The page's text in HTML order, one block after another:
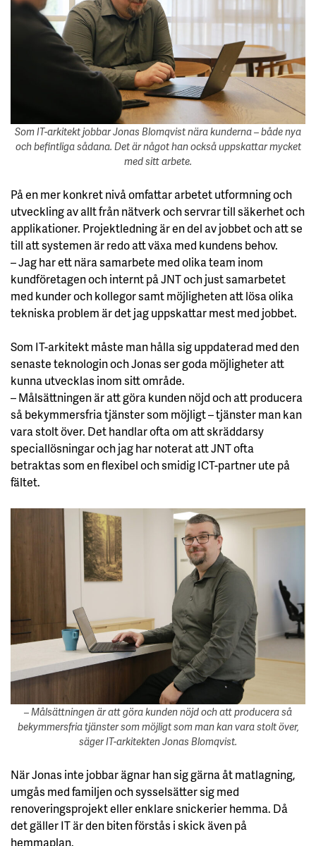
Som IT-arkitekt jobbar Jonas Blomqvist nära kunderna – både nya
och befintliga sådana. Det är något han också uppskattar mycket
med sitt arbete.
På en mer konkret nivå omfattar arbetet utformning och
utveckling av allt från nätverk och servrar till säkerhet och
applikationer. Projektledning är en del av jobbet och att se
till att systemen är redo att växa med kundens behov.
– Jag har ett nära samarbete med olika team inom
kundföretagen och internt på JNT och just samarbetet
med kunder och kollegor samt möjligheten att lösa olika
tekniska problem är det jag uppskattar mest med jobbet.
Som IT-arkitekt måste man hålla sig uppdaterad med den
senaste teknologin och Jonas ser goda möjligheter att
kunna utvecklas inom sitt område.
– Målsättningen är att göra kunden nöjd och att producera
så bekymmersfria tjänster som möjligt – tjänster man kan
vara stolt över. Det handlar ofta om att skräddarsy
speciallösningar och jag har noterat att JNT ofta
betraktas som en flexibel och smidig ICT-partner ute på
fältet.
– Målsättningen är att göra kunden nöjd och att producera så
bekymmersfria tjänster som möjligt som man kan vara stolt över,
säger IT-arkitekten Jonas Blomqvist.
När Jonas inte jobbar ägnar han sig gärna åt matlagning,
umgås med familjen och sysselsätter sig med
renoveringsprojekt eller enklare snickerier hemma. Då
det gäller IT är den biten förstås i skick även på
hemmaplan.